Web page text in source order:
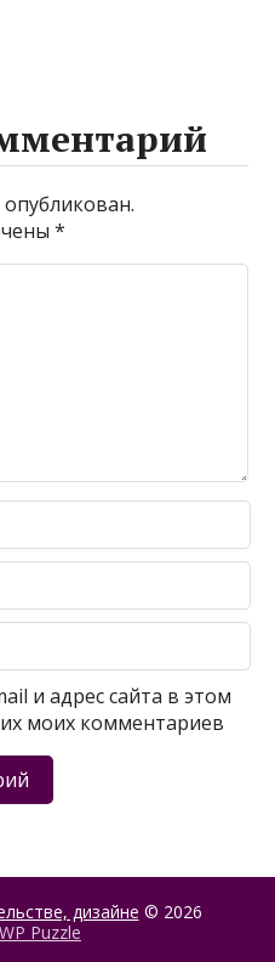
*
и адрес сайта в этом
моих комментариев
дизайне © 2026
WP Puzzle